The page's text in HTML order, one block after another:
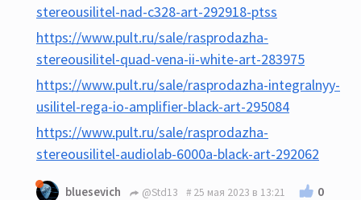
stereousilitel-nad-c328-art-292918-ptss
https://www.pult.ru/sale/rasprodazha-
stereousilitel-quad-vena-ii-white-art-283975
https://www.pult.ru/sale/rasprodazha-integralnyy-
usilitel-rega-io-amplifier-black-art-295084
https://www.pult.ru/sale/rasprodazha-
stereousilitel-audiolab-6000a-black-art-292062
bluesevich @Std13 25 мая 2023 в 13:21 0